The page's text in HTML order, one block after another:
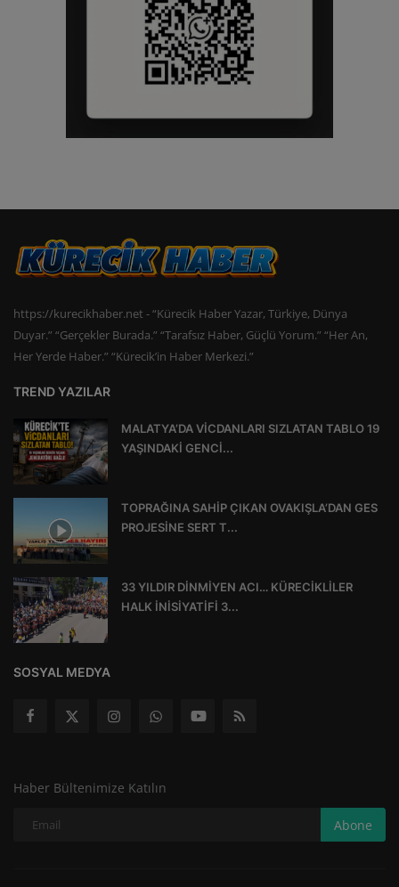
https://kurecikhaber.net - “Kürecik Haber Yazar, Türkiye, Dünya
Duyar.” “Gerçekler Burada.” “Tarafsız Haber, Güçlü Yorum.” “Her An,
Her Yerde Haber.” “Kürecik’in Haber Merkezi.”
TREND YAZILAR
MALATYA’DA VİCDANLARI SIZLATAN TABLO 19
YAŞINDAKİ GENCİ...
TOPRAĞINA SAHİP ÇIKAN OVAKIŞLA’DAN GES
PROJESİNE SERT T...
33 YILDIR DİNMİYEN ACI… KÜRECİKLİLER
HALK İNİSİYATİFİ 3...
SOSYAL MEDYA
Haber Bültenimize Katılın
Abone